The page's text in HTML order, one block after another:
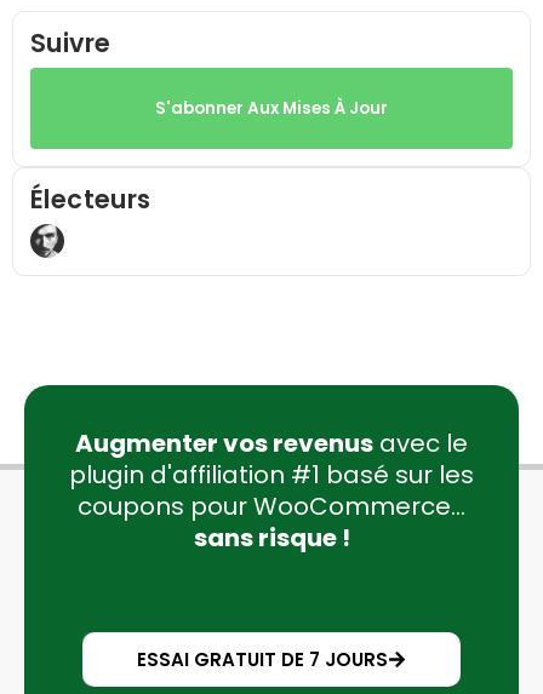
Suivre
S'abonner Aux Mises À Jour
Électeurs
Augmenter vos revenus avec le
plugin d'affiliation #1 basé sur les
coupons pour WooCommerce...
sans risque !
ESSAI GRATUIT DE 7 JOURS